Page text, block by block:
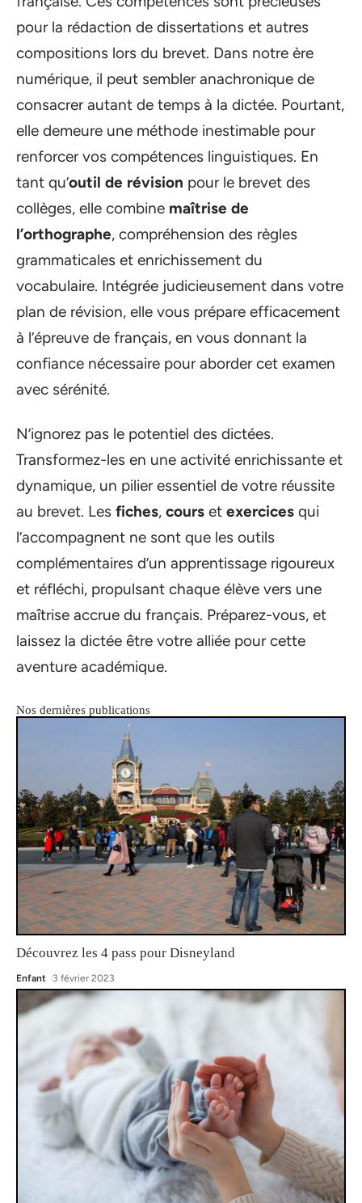
pour la rédaction de dissertations et autres
compositions lors du brevet. Dans notre ère
numérique, il peut sembler anachronique de
consacrer autant de temps à la dictée. Pourtant,
elle demeure une méthode inestimable pour
renforcer vos compétences linguistiques. En
tant qu’outil de révision pour le brevet des
collèges, elle combine maîtrise de
l’orthographe, compréhension des règles
grammaticales et enrichissement du
vocabulaire. Intégrée judicieusement dans votre
plan de révision, elle vous prépare efficacement
à l’épreuve de français, en vous donnant la
confiance nécessaire pour aborder cet examen
avec sérénité.
N’ignorez pas le potentiel des dictées.
Transformez-les en une activité enrichissante et
dynamique, un pilier essentiel de votre réussite
au brevet. Les fiches, cours et exercices qui
l’accompagnent ne sont que les outils
complémentaires d’un apprentissage rigoureux
et réfléchi, propulsant chaque élève vers une
maîtrise accrue du français. Préparez-vous, et
laissez la dictée être votre alliée pour cette
aventure académique.
Nos dernières publications
Découvrez les 4 pass pour Disneyland
Enfant 3 février 2023